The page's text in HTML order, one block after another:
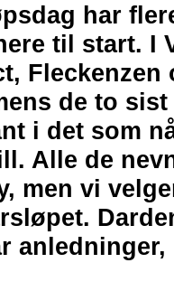
har
til start. I
Fleckenzen
de to sist
i det som
Alle de
men vi
anledninger,